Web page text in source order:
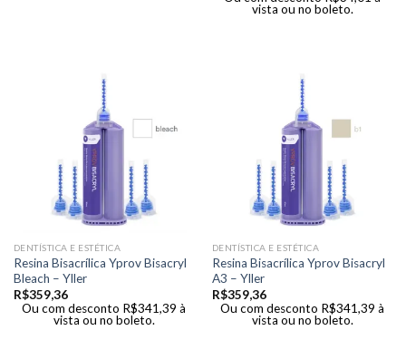
vista ou no boleto.
DENTÍSTICA E ESTÉTICA
Resina Bisacrílica Yprov Bisacryl
Bleach – Yller
R$359,36
Ou com desconto R$341,39 à
vista ou no boleto.
DENTÍSTICA E ESTÉTICA
Resina Bisacrílica Yprov Bisacryl
A3 – Yller
R$359,36
Ou com desconto R$341,39 à
vista ou no boleto.